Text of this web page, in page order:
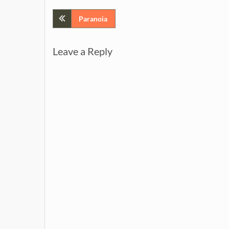
PostParanoia
Leave a Reply